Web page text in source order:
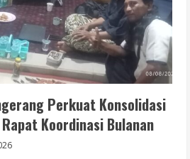
Perkuat Konsolidasi
Koordinasi Bulanan